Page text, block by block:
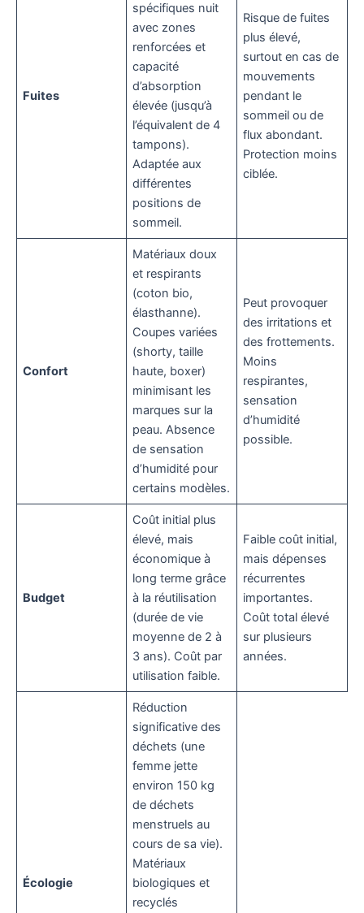
Fuites
spécifiques nuit
avec zones
renforcées et
capacité
d’absorption
élevée (jusqu’à
l’équivalent de 4
tampons).
Adaptée aux
différentes
positions de
sommeil.
Risque de fuites
plus élevé,
surtout en cas de
mouvements
pendant le
sommeil ou de
flux abondant.
Protection moins
ciblée.
Confort
Matériaux doux
et respirants
(coton bio,
élasthanne).
Coupes variées
(shorty, taille
haute, boxer)
minimisant les
marques sur la
peau. Absence
de sensation
d’humidité pour
certains modèles.
Peut provoquer
des irritations et
des frottements.
Moins
respirantes,
sensation
d’humidité
possible.
Budget
Coût initial plus
élevé, mais
économique à
long terme grâce
à la réutilisation
(durée de vie
moyenne de 2 à
3 ans). Coût par
utilisation faible.
Faible coût initial,
mais dépenses
récurrentes
importantes.
Coût total élevé
sur plusieurs
années.
Écologie
Réduction
significative des
déchets (une
femme jette
environ 150 kg
de déchets
menstruels au
cours de sa vie).
Matériaux
biologiques et
recyclés